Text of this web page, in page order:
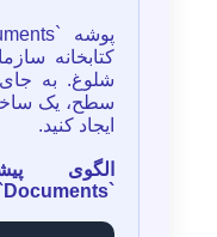
کتابخانه
شلوغ. به
سطح، یک
ایجاد کنید.
الگوی
`Documents`: